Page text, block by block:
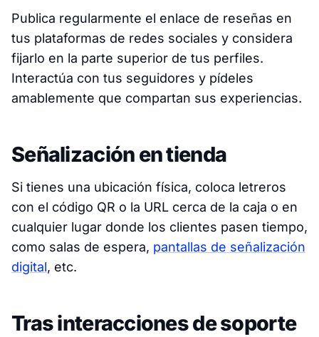
Publica regularmente el enlace de reseñas en
tus plataformas de redes sociales y considera
fijarlo en la parte superior de tus perfiles.
Interactúa con tus seguidores y pídeles
amablemente que compartan sus experiencias.
Señalización en tienda
Si tienes una ubicación física, coloca letreros
con el código QR o la URL cerca de la caja o en
cualquier lugar donde los clientes pasen tiempo,
como salas de espera, pantallas de señalización
digital, etc.
Tras interacciones de soporte